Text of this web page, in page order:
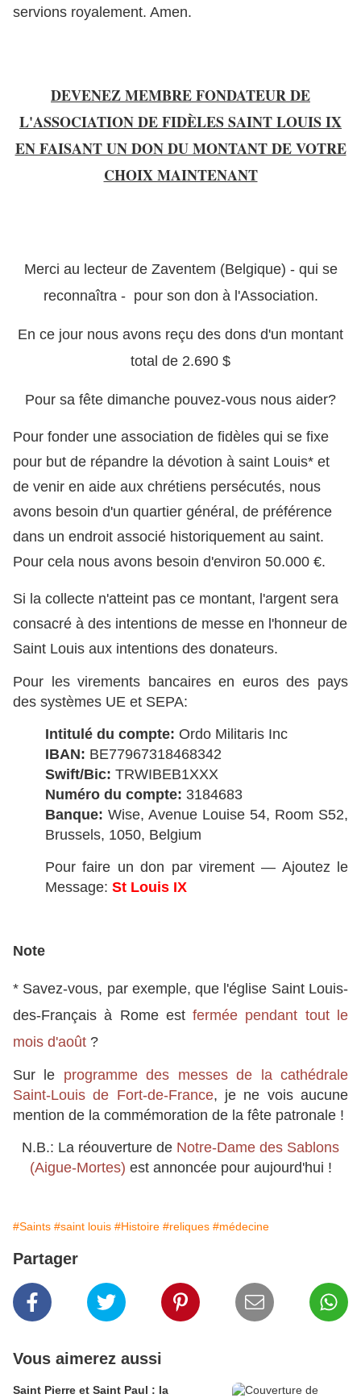
servions royalement. Amen.
DEVENEZ MEMBRE FONDATEUR DE
L'ASSOCIATION DE FIDÈLES SAINT LOUIS IX
EN FAISANT UN DON DU MONTANT DE VOTRE
CHOIX MAINTENANT
Merci au lecteur de Zaventem (Belgique) - qui se
reconnaîtra - pour son don à l'Association.
En ce jour nous avons reçu des dons d'un montant
total de 2.690 $
Pour sa fête dimanche pouvez-vous nous aider?
Pour fonder une association de fidèles qui se fixe
pour but de répandre la dévotion à saint Louis* et
de venir en aide aux chrétiens persécutés, nous
avons besoin d'un quartier général, de préférence
dans un endroit associé historiquement au saint.
Pour cela nous avons besoin d'environ 50.000 €.
Si la collecte n'atteint pas ce montant, l'argent sera
consacré à des intentions de messe en l'honneur de
Saint Louis aux intentions des donateurs.
Pour les virements bancaires en euros des pays
des systèmes UE et SEPA:
Intitulé du compte: Ordo Militaris Inc
IBAN: BE77967318468342
Swift/Bic: TRWIBEB1XXX
Numéro du compte: 3184683
Banque: Wise, Avenue Louise 54, Room S52,
Brussels, 1050, Belgium
Pour faire un don par virement — Ajoutez le
Message: St Louis IX
Note
* Savez-vous, par exemple, que l'église Saint Louis-
des-Français à Rome estfermée pendant tout le
mois d'août ?
Sur le programme des messes de la cathédrale
Saint-Louis de Fort-de-France, je ne vois aucune
mention de la commémoration de la fête patronale !
N.B.: La réouverture de Notre-Dame des Sablons
(Aigue-Mortes) est annoncée pour aujourd'hui !
#Saints #saint louis #Histoire #reliques #médecine
Partager
Vous aimerez aussi
Saint Pierre et Saint Paul : la